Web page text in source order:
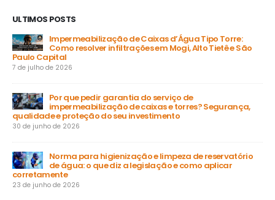
ULTIMOS POSTS
Impermeabilização de Caixas d’Água Tipo Torre:
Como resolver infiltrações em Mogi, Alto Tietê e São
Paulo Capital
7 de julho de 2026
Por que pedir garantia do serviço de
impermeabilização de caixas e torres? Segurança,
qualidade e proteção do seu investimento
30 de junho de 2026
Norma para higienização e limpeza de reservatório
de água: o que diz a legislação e como aplicar
corretamente
23 de junho de 2026